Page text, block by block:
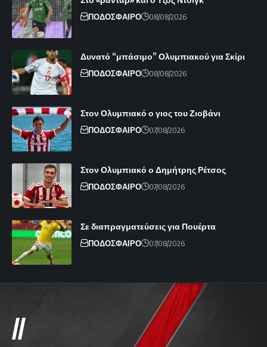
ΠΟΔΟΣΦΑΙΡΟ 08/08/2026
Δυνατό “μπάσιμο” Ολυμπιακού για Σκίρι
ΠΟΔΟΣΦΑΙΡΟ 08/08/2026
Στον Ολυμπιακό ο γιος του Ζιοβάνι
ΠΟΔΟΣΦΑΙΡΟ 07/08/2026
Στον Ολυμπιακό ο Δημήτρης Ρέτσος
ΠΟΔΟΣΦΑΙΡΟ 07/08/2026
Σε διαπραγματεύσεις για Πουέρτα
ΠΟΔΟΣΦΑΙΡΟ 07/08/2026
//